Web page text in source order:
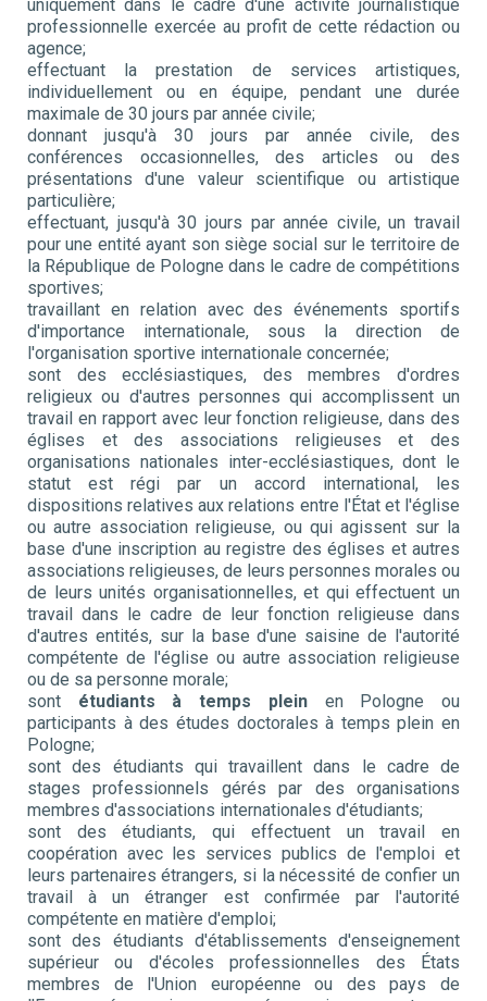
uniquement dans le cadre d'une activité journalistique
professionnelle exercée au profit de cette rédaction ou
agence;
effectuant la prestation de services artistiques,
individuellement ou en équipe, pendant une durée
maximale de 30 jours par année civile;
donnant jusqu'à 30 jours par année civile, des
conférences occasionnelles, des articles ou des
présentations d'une valeur scientifique ou artistique
particulière;
effectuant, jusqu'à 30 jours par année civile, un travail
pour une entité ayant son siège social sur le territoire de
la République de Pologne dans le cadre de compétitions
sportives;
travaillant en relation avec des événements sportifs
d'importance internationale, sous la direction de
l'organisation sportive internationale concernée;
sont des ecclésiastiques, des membres d'ordres
religieux ou d'autres personnes qui accomplissent un
travail en rapport avec leur fonction religieuse, dans des
églises et des associations religieuses et des
organisations nationales inter-ecclésiastiques, dont le
statut est régi par un accord international, les
dispositions relatives aux relations entre l'État et l'église
ou autre association religieuse, ou qui agissent sur la
base d'une inscription au registre des églises et autres
associations religieuses, de leurs personnes morales ou
de leurs unités organisationnelles, et qui effectuent un
travail dans le cadre de leur fonction religieuse dans
d'autres entités, sur la base d'une saisine de l'autorité
compétente de l'église ou autre association religieuse
ou de sa personne morale;
sont étudiants à temps pleinen Pologne ou
participants à des études doctorales à temps plein en
Pologne;
sont des étudiants qui travaillent dans le cadre de
stages professionnels gérés par des organisations
membres d'associations internationales d'étudiants;
sont des étudiants, qui effectuent un travail en
coopération avec les services publics de l'emploi et
leurs partenaires étrangers, si la nécessité de confier un
travail à un étranger est confirmée par l'autorité
compétente en matière d'emploi;
sont des étudiants d'établissements d'enseignement
supérieur ou d'écoles professionnelles des États
membres de l'Union européenne ou des pays de